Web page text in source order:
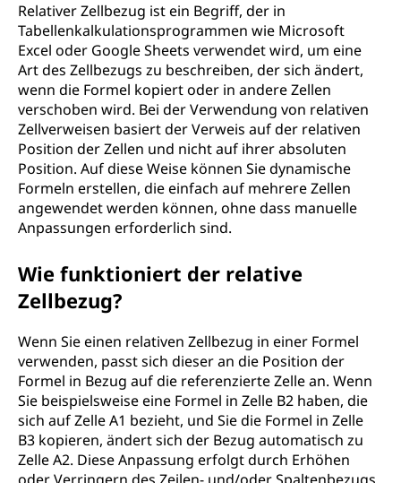
Relativer Zellbezug ist ein Begriff, der in
Tabellenkalkulationsprogrammen wie Microsoft
Excel oder Google Sheets verwendet wird, um eine
Art des Zellbezugs zu beschreiben, der sich ändert,
wenn die Formel kopiert oder in andere Zellen
verschoben wird. Bei der Verwendung von relativen
Zellverweisen basiert der Verweis auf der relativen
Position der Zellen und nicht auf ihrer absoluten
Position. Auf diese Weise können Sie dynamische
Formeln erstellen, die einfach auf mehrere Zellen
angewendet werden können, ohne dass manuelle
Anpassungen erforderlich sind.
Wie funktioniert der relative
Zellbezug?
Wenn Sie einen relativen Zellbezug in einer Formel
verwenden, passt sich dieser an die Position der
Formel in Bezug auf die referenzierte Zelle an. Wenn
Sie beispielsweise eine Formel in Zelle B2 haben, die
sich auf Zelle A1 bezieht, und Sie die Formel in Zelle
B3 kopieren, ändert sich der Bezug automatisch zu
Zelle A2. Diese Anpassung erfolgt durch Erhöhen